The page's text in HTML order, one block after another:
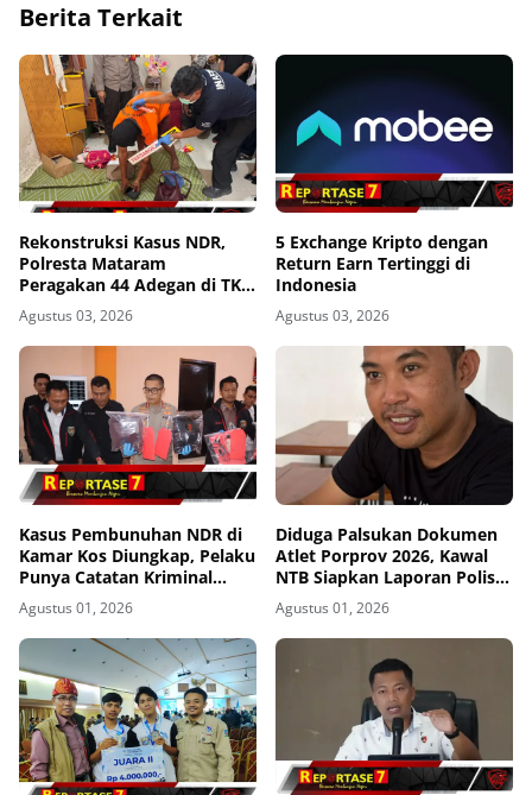
Berita Terkait
Rekonstruksi Kasus NDR,
Polresta Mataram
Peragakan 44 Adegan di TKP
Kos Gomong
Agustus 03, 2026
5 Exchange Kripto dengan
Return Earn Tertinggi di
Indonesia
Agustus 03, 2026
Kasus Pembunuhan NDR di
Kamar Kos Diungkap, Pelaku
Punya Catatan Kriminal
Kekerasan
Agustus 01, 2026
Diduga Palsukan Dokumen
Atlet Porprov 2026, Kawal
NTB Siapkan Laporan Polisi
ke Polda NTB
Agustus 01, 2026